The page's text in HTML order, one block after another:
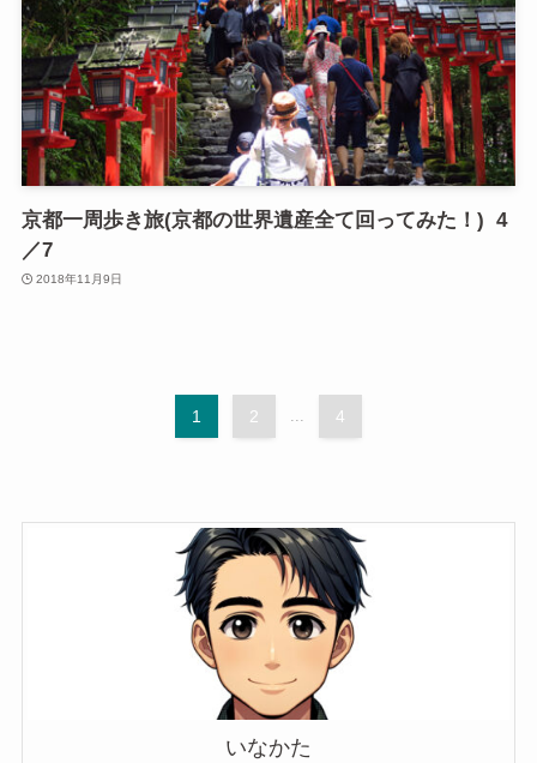
京都一周歩き旅(京都の世界遺産全て回ってみた！) 4
／7
2018年11月9日
1 2 4
いなかた